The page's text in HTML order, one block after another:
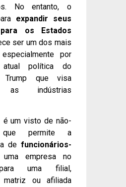
No entanto, o
expandir seus
os Estados
ser um dos mais
por
política do
Trump que visa
as indústrias
é um visto de não-
que permite a
de funcionários-
empresa no
uma filial,
matriz ou afiliada